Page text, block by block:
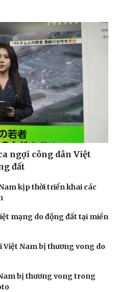
ngợi công dân Việt
đất
kịp thời triển khai các
mạng do động đất tại miền
Việt Nam bị thương vong do
bị thương vong trong